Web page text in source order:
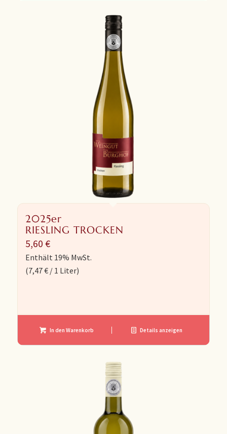
2025er
RIESLING TROCKEN
5,60 €
Enthält 19% MwSt.
(7,47€/ 1 Liter)
In den Warenkorb Details anzeigen